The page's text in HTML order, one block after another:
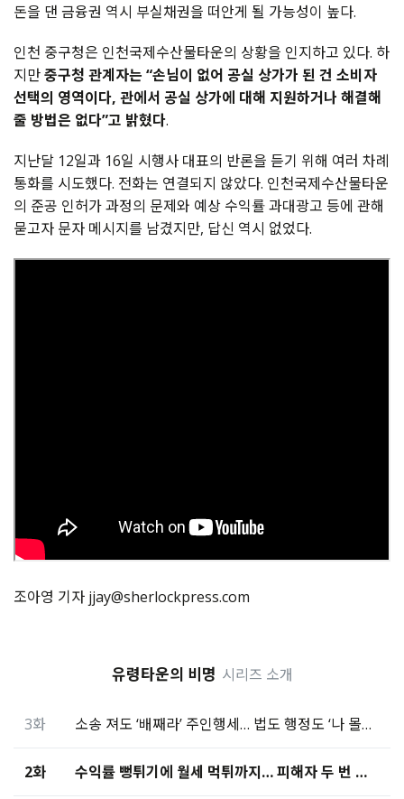
돈을 댄 금융권 역시 부실채권을 떠안게 될 가능성이 높다.
인천 중구청은 인천국제수산물타운의 상황을 인지하고 있다. 하
지만중구청 관계자는 “손님이 없어 공실 상가가 된 건 소비자
선택의 영역이다, 관에서 공실 상가에 대해 지원하거나 해결해
줄 방법은 없다”고 밝혔다.
지난달 12일과 16일 시행사 대표의 반론을 듣기 위해 여러 차례
통화를 시도했다. 전화는 연결되지 않았다. 인천국제수산물타운
의 준공 인허가 과정의 문제와 예상 수익률 과대광고 등에 관해
묻고자 문자 메시지를 남겼지만, 답신 역시 없었다.
조아영 기자 jjay@sherlockpress.com
유령타운의 비명 시리즈 소개
3화 소송 져도 ‘배째라’ 주인행세… 법도 행정도 ‘나 몰라라’
2화 수익률 뻥튀기에 월세 먹튀까지… 피해자 두 번 울렸다